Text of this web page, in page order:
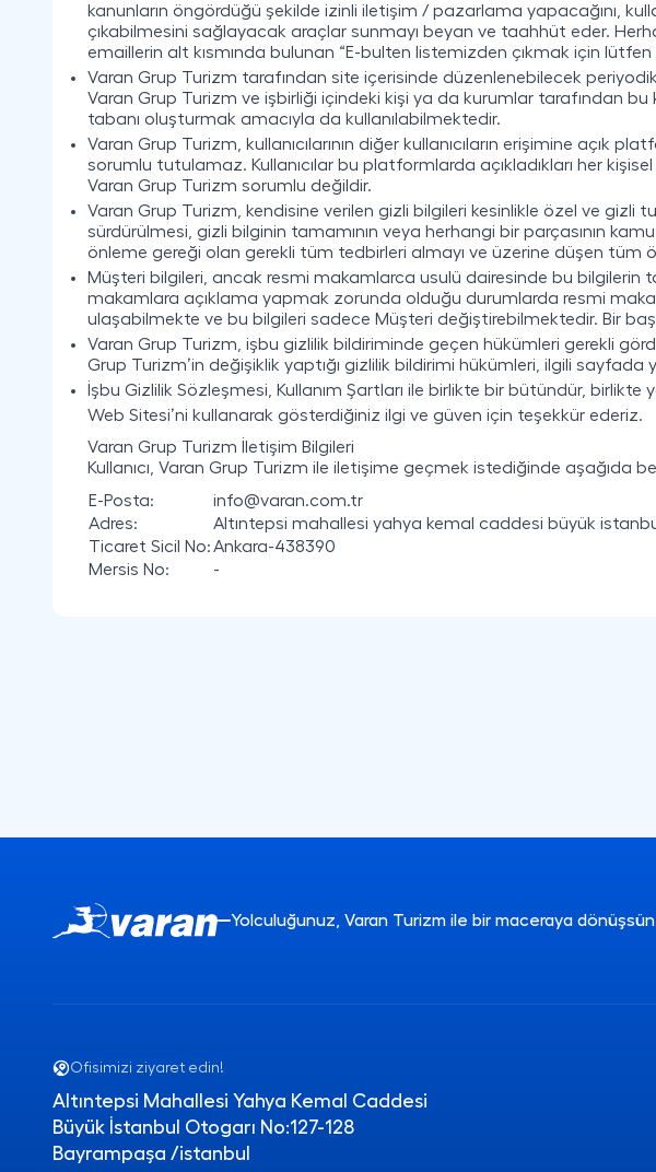
kanunların öngördüğü şekilde izinli iletişim / pazarlama yapacağını,
çıkabilmesini sağlayacak araçlar sunmayı beyan ve taahhüt eder.
emaillerin alt kısmında bulunan “E-bulten listemizden çıkmak için
Varan Grup Turizm tarafından site içerisinde düzenlenebilecek
Varan Grup Turizm ve işbirliği içindeki kişi ya da kurumlar tarafından
tabanı oluşturmak amacıyla da kullanılabilmektedir.
Varan Grup Turizm, kullanıcılarının diğer kullanıcıların erişimine
sorumlu tutulamaz. Kullanıcılar bu platformlarda açıkladıkları her
Varan Grup Turizm sorumlu değildir.
Varan Grup Turizm, kendisine verilen gizli bilgileri kesinlikle özel ve gizli
sürdürülmesi, gizli bilginin tamamının veya herhangi bir parçasının
önleme gereği olan gerekli tüm tedbirleri almayı ve üzerine düşen
Müşteri bilgileri, ancak resmi makamlarca usulü dairesinde bu
makamlara açıklama yapmak zorunda olduğu durumlarda resmi
ulaşabilmekte ve bu bilgileri sadece Müşteri değiştirebilmektedir. Bir
Varan Grup Turizm, işbu gizlilik bildiriminde geçen hükümleri gerekli
Grup Turizm’in değişiklik yaptığı gizlilik bildirimi hükümleri, ilgili sayfada
İşbu Gizlilik Sözleşmesi, Kullanım Şartları ile birlikte bir bütündür, birlikte
Web Sitesi’ni kullanarak gösterdiğiniz ilgi ve güven için teşekkür ederiz.
Varan Grup Turizm İletişim Bilgileri
Kullanıcı, Varan Grup Turizm ile iletişime geçmek istediğinde aşağıda
E-Posta:
info@varan.com.tr
Adres:
Altıntepsi mahallesi yahya kemal caddesi büyük
Ticaret Sicil No:Ankara-438390
Mersis No:
-
Yolculuğunuz, Varan Turizm ile bir maceraya
Ofisimizi ziyaret edin!
Altıntepsi Mahallesi Yahya Kemal Caddesi
Büyük İstanbul Otogarı No:127-128
Bayrampaşa /istanbul